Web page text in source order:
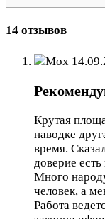
14 отзывов
Мох
Крутая
наводке
время.
доверие
Много
человек, а
Работа